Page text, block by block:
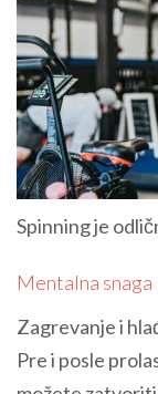
Spinning je
Mentalna snaga
Zagrevanje i
Pre i posle